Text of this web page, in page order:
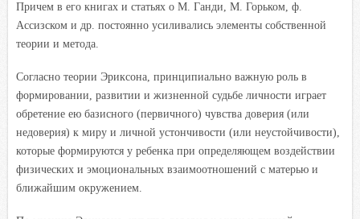
Причем в его книгах и статьях о М. Ганди, М. Горьком, ф.
Ассизском и др. постоянно усиливались элементы собственной
теории и метода.
Согласно теории Эриксона, принципиально важную роль в
формировании, развитии и жизненной судьбе личности играет
обретение ею базисного (первичного) чувства доверия (или
недоверия) к миру и личной устончивости (или неустойчивости),
которые формируются у ребенка при определяющем воздействии
физических и эмоциональных взаимоотношений с матерью и
ближайшим окружением.